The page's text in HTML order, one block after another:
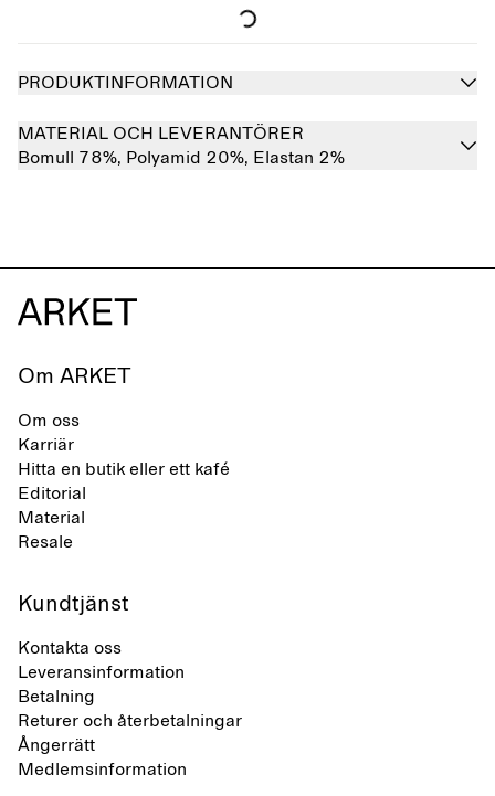
PRODUKTINFORMATION
MATERIAL OCH LEVERANTÖRER
Bomull 78%, Polyamid 20%, Elastan 2%
Om ARKET
Om oss
Karriär
Hitta en butik eller ett kafé
Editorial
Material
Resale
Kundtjänst
Kontakta oss
Leveransinformation
Betalning
Returer och återbetalningar
Ångerrätt
Medlemsinformation